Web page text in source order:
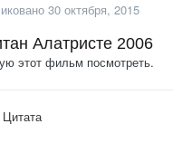
30 октября, 2015
Алатристе 2006
этот фильм посмотреть.
Цитата